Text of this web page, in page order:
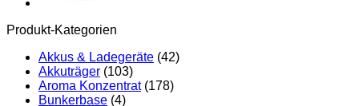
Produkt-Kategorien
Akkus & Ladegeräte (42)
Akkuträger (103)
Aroma Konzentrat (178)
Bunkerbase (4)